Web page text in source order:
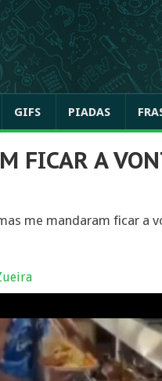
GIFS PIADAS
FICAR A
me mandaram ficar a